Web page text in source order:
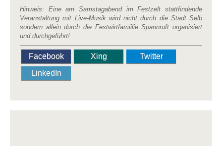
Hinweis: Eine am Samstagabend im Festzelt stattfindende
Veranstaltung mit Live-Musik wird nicht durch die Stadt Selb
sondern allein durch die Festwirtfamiilie Spannruft organisiert
und durchgeführt!
Facebook Xing
Twitter
LinkedIn